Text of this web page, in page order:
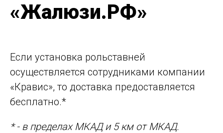
«Жалюзи.РФ»
Если установка рольставней
осуществляется сотрудниками компании
«Кравис», то доставка предоставляется
бесплатно.*
* - в пределах МКАД и 5 км от МКАД.